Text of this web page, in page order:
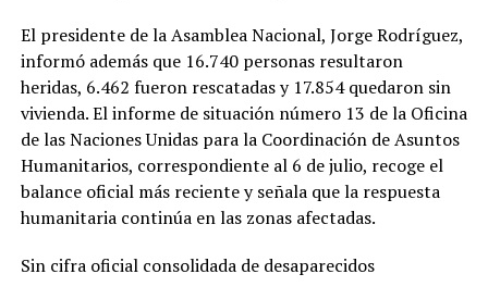
El presidente de la Asamblea Nacional, Jorge Rodríguez,
informó además que 16.740 personas resultaron
heridas, 6.462 fueron rescatadas y 17.854 quedaron sin
vivienda. El informe de situación número 13 de la Oficina
de las Naciones Unidas para la Coordinación de Asuntos
Humanitarios, correspondiente al 6 de julio, recoge el
balance oficial más reciente y señala que la respuesta
humanitaria continúa en las zonas afectadas.
Sin cifra oficial consolidada de desaparecidos